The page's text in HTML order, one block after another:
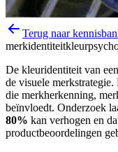
Terug naar
merkidentiteit
De kleuridentiteit van
de visuele
die merkherkenning,
beïnvloedt. Onderzoek
80% kan verhogen en
productbeoordelingen